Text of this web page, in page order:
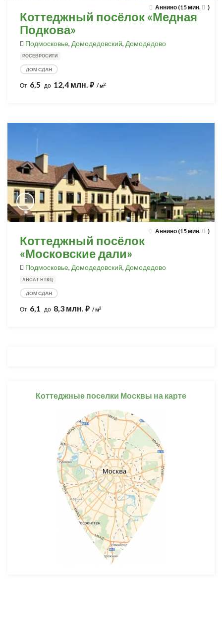
Аннино (15 мин. )
Коттеджный посёлок «Медная
Подкова»
Подмосковье, Домодедовский, Домодедово
РОСЕВРОСИТИ
ДОМ СДАН
От 6,5 до 12,4 млн. ⃏ / м2
Аннино (15 мин. )
Коттеджный посёлок
«Московские дали»
Подмосковье, Домодедовский, Домодедово
АНСАТ НТКЦ
ДОМ СДАН
От 6,1 до 8,3 млн. ⃏ / м2
Коттеджные поселки Москвы на карте